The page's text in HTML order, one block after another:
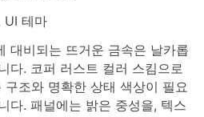
UI 테마
대비되는 뜨거운 금속은 날카롭
다. 코퍼 러스트 컬러 스킴으로
조와 명확한 상태 색상이 필요
다. 패널에는 밝은 중성을, 텍스